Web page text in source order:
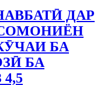
ДАР
БА
БА